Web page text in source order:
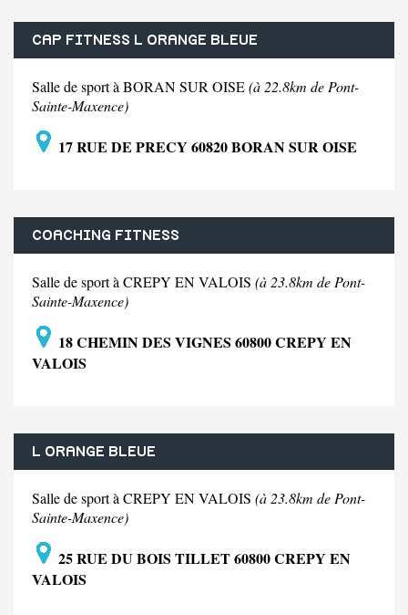
CAP FITNESS L ORANGE BLEUE
Salle de sport à BORAN SUR OISE(à 22.8km de Pont-
Sainte-Maxence)
17 RUE DE PRECY 60820 BORAN SUR OISE
COACHING FITNESS
Salle de sport à CREPY EN VALOIS (à 23.8km de Pont-
Sainte-Maxence)
18 CHEMIN DES VIGNES 60800 CREPY EN
VALOIS
L ORANGE BLEUE
Salle de sport à CREPY EN VALOIS (à 23.8km de Pont-
Sainte-Maxence)
25 RUE DU BOIS TILLET 60800 CREPY EN
VALOIS